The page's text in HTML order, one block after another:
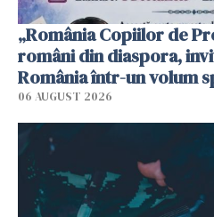
„România Copiilor de
români din diaspora,
România într-un volum
06 AUGUST 2026